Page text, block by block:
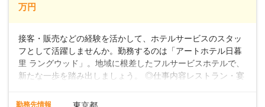
万円
接客・販売などの経験を活かして、ホテルサービスのスタッ
フとして活躍しませんか。勤務するのは「アートホテル日暮
里 ラングウッド」。地域に根差したフルサービスホテルで、
新たな一歩を踏み出しましょう。 ◎仕事内容レストラン・宴
や、メニュー説明、オーダーや料理のご提供ほか、予約対応
勤務先情報